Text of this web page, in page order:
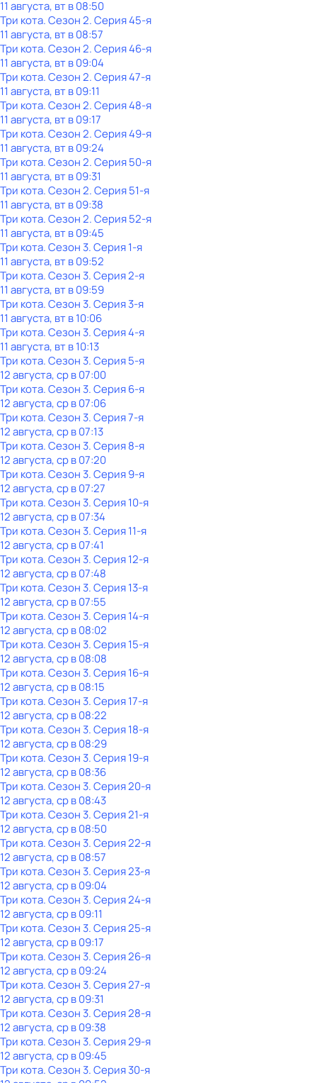
11 августа, вт в 08:50
Три кота. Сезон 2. Серия 45-я
11 августа, вт в 08:57
Три кота. Сезон 2. Серия 46-я
11 августа, вт в 09:04
Три кота. Сезон 2. Серия 47-я
11 августа, вт в 09:11
Три кота. Сезон 2. Серия 48-я
11 августа, вт в 09:17
Три кота. Сезон 2. Серия 49-я
11 августа, вт в 09:24
Три кота. Сезон 2. Серия 50-я
11 августа, вт в 09:31
Три кота. Сезон 2. Серия 51-я
11 августа, вт в 09:38
Три кота. Сезон 2. Серия 52-я
11 августа, вт в 09:45
Три кота. Сезон 3. Серия 1-я
11 августа, вт в 09:52
Три кота. Сезон 3. Серия 2-я
11 августа, вт в 09:59
Три кота. Сезон 3. Серия 3-я
11 августа, вт в 10:06
Три кота. Сезон 3. Серия 4-я
11 августа, вт в 10:13
Три кота. Сезон 3. Серия 5-я
12 августа, ср в 07:00
Три кота. Сезон 3. Серия 6-я
12 августа, ср в 07:06
Три кота. Сезон 3. Серия 7-я
12 августа, ср в 07:13
Три кота. Сезон 3. Серия 8-я
12 августа, ср в 07:20
Три кота. Сезон 3. Серия 9-я
12 августа, ср в 07:27
Три кота. Сезон 3. Серия 10-я
12 августа, ср в 07:34
Три кота. Сезон 3. Серия 11-я
12 августа, ср в 07:41
Три кота. Сезон 3. Серия 12-я
12 августа, ср в 07:48
Три кота. Сезон 3. Серия 13-я
12 августа, ср в 07:55
Три кота. Сезон 3. Серия 14-я
12 августа, ср в 08:02
Три кота. Сезон 3. Серия 15-я
12 августа, ср в 08:08
Три кота. Сезон 3. Серия 16-я
12 августа, ср в 08:15
Три кота. Сезон 3. Серия 17-я
12 августа, ср в 08:22
Три кота. Сезон 3. Серия 18-я
12 августа, ср в 08:29
Три кота. Сезон 3. Серия 19-я
12 августа, ср в 08:36
Три кота. Сезон 3. Серия 20-я
12 августа, ср в 08:43
Три кота. Сезон 3. Серия 21-я
12 августа, ср в 08:50
Три кота. Сезон 3. Серия 22-я
12 августа, ср в 08:57
Три кота. Сезон 3. Серия 23-я
12 августа, ср в 09:04
Три кота. Сезон 3. Серия 24-я
12 августа, ср в 09:11
Три кота. Сезон 3. Серия 25-я
12 августа, ср в 09:17
Три кота. Сезон 3. Серия 26-я
12 августа, ср в 09:24
Три кота. Сезон 3. Серия 27-я
12 августа, ср в 09:31
Три кота. Сезон 3. Серия 28-я
12 августа, ср в 09:38
Три кота. Сезон 3. Серия 29-я
12 августа, ср в 09:45
Три кота. Сезон 3. Серия 30-я